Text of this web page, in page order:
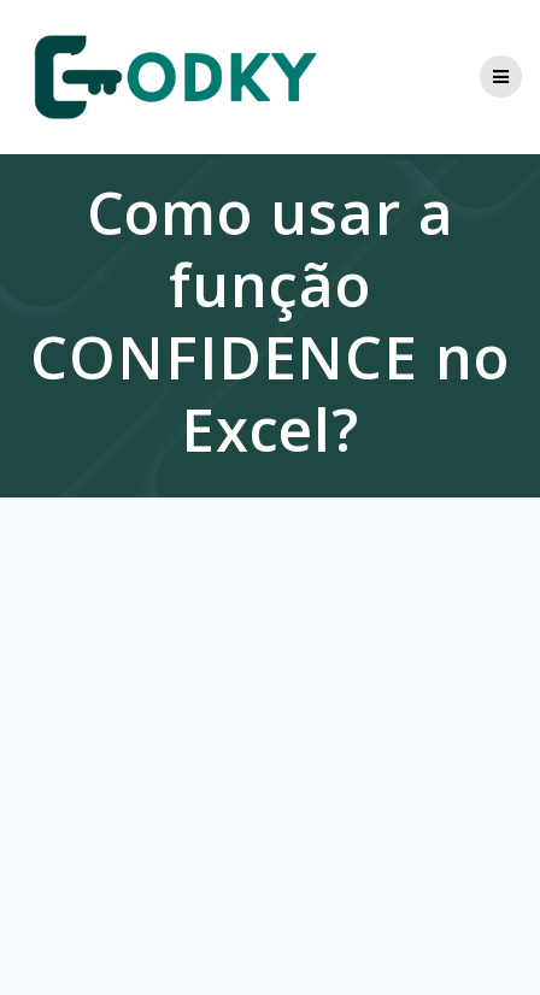
content
Como usar a
função
CONFIDENCE no
Excel?